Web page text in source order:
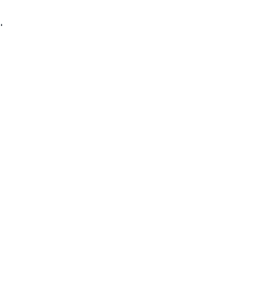
.